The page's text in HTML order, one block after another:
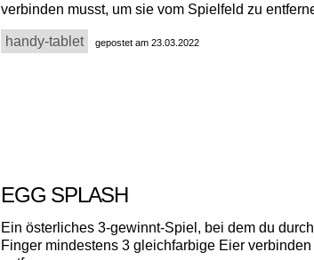
verbinden musst, um sie vom Spielfeld zu
handy-tablet gepostet am 23.03.2022
EGG SPLASH
Ein österliches 3-gewinnt-Spiel, bei dem du
Finger mindestens 3 gleichfarbige Eier